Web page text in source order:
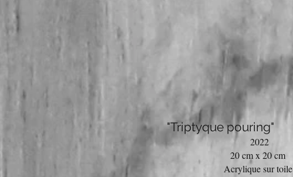
"Triptyque pouring"
2022
20 cm x 20 cm
Acrylique sur toile